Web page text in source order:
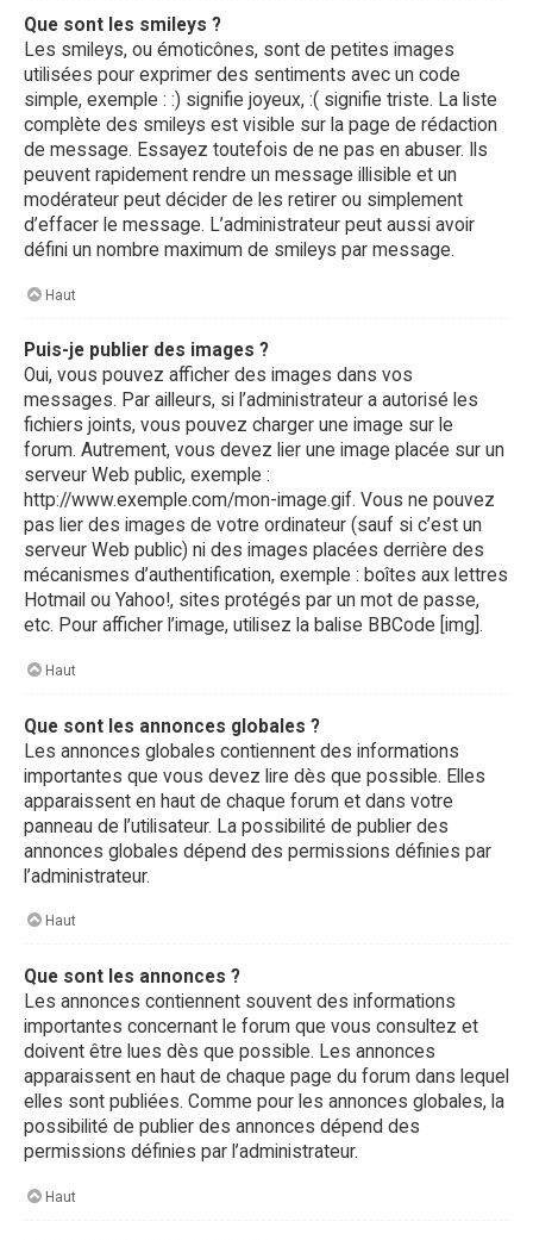
Que sont les smileys ?
Les smileys, ou émoticônes, sont de petites images
utilisées pour exprimer des sentiments avec un code
simple, exemple : :) signifie joyeux, :( signifie triste. La liste
complète des smileys est visible sur la page de rédaction
de message. Essayez toutefois de ne pas en abuser. Ils
peuvent rapidement rendre un message illisible et un
modérateur peut décider de les retirer ou simplement
d’effacer le message. L’administrateur peut aussi avoir
défini un nombre maximum de smileys par message.
Haut
Puis-je publier des images ?
Oui, vous pouvez afficher des images dans vos
messages. Par ailleurs, si l’administrateur a autorisé les
fichiers joints, vous pouvez charger une image sur le
forum. Autrement, vous devez lier une image placée sur un
serveur Web public, exemple :
http://www.exemple.com/mon-image.gif. Vous ne pouvez
pas lier des images de votre ordinateur (sauf si c’est un
serveur Web public) ni des images placées derrière des
mécanismes d’authentification, exemple : boîtes aux lettres
Hotmail ou Yahoo!, sites protégés par un mot de passe,
etc. Pour afficher l’image, utilisez la balise BBCode [img].
Haut
Que sont les annonces globales ?
Les annonces globales contiennent des informations
importantes que vous devez lire dès que possible. Elles
apparaissent en haut de chaque forum et dans votre
panneau de l’utilisateur. La possibilité de publier des
annonces globales dépend des permissions définies par
l’administrateur.
Haut
Que sont les annonces ?
Les annonces contiennent souvent des informations
importantes concernant le forum que vous consultez et
doivent être lues dès que possible. Les annonces
apparaissent en haut de chaque page du forum dans lequel
elles sont publiées. Comme pour les annonces globales, la
possibilité de publier des annonces dépend des
permissions définies par l’administrateur.
Haut